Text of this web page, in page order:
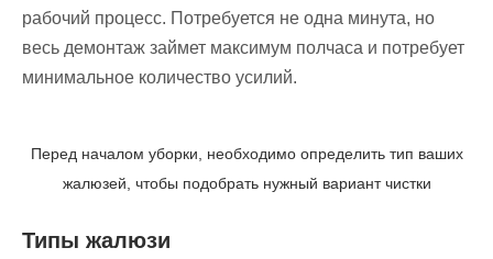
рабочий процесс. Потребуется не одна минута, но
весь демонтаж займет максимум полчаса и потребует
минимальное количество усилий.
Перед началом уборки, необходимо определить тип ваших
жалюзей, чтобы подобрать нужный вариант чистки
Типы жалюзи